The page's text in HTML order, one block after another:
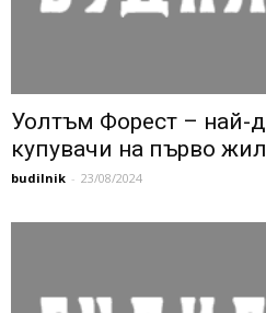
Уолтъм Форест – най-
купувачи на първо
budilnik - 23/08/2024